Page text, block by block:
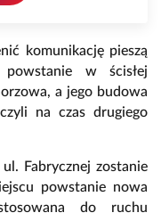
komunikację pieszą
w ścisłej
a jego budowa
na czas drugiego
Fabrycznej zostanie
powstanie nowa
do ruchu